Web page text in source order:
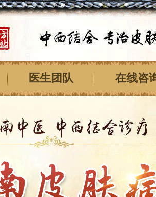
医生团队 在线咨